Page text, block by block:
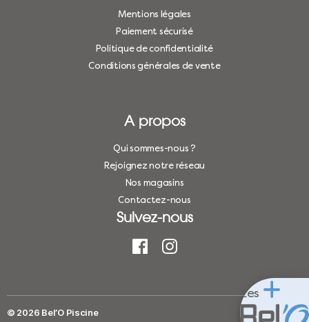
Les
Mentions légales
Paiement sécurisé
Politique de confidentialité
Conditions générales de vente
A propos
Qui sommes-nous ?
Rejoignez notre réseau
Nos magasins
Contactez-nous
Suivez-nous
© 2026 Bel’O Piscine Haut ↑